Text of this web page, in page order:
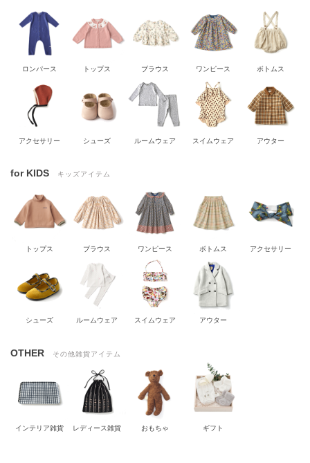
ロンパース トップス ブラウス ワンピース ボトムス
アクセサリー シューズ ルームウェア スイムウェア アウター
for KIDS キッズアイテム
トップス ブラウス ワンピース ボトムス アクセサリー
シューズ ルームウェア スイムウェア アウター
OTHER その他雑貨アイテム
インテリア雑貨 レディース雑貨 おもちゃ ギフト